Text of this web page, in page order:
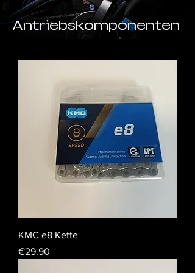
Antriebskomponenten
KMC e8 Kette
Price
€29.90